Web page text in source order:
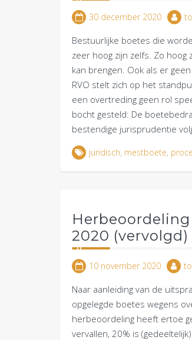
30 december 2020
Bestuurlijke boetes die
zeer hoog zijn zelfs. Zo
kan brengen. Ook als er
RVO stelt zich op het
een overtreding geen rol
bocht gesteld: De
bestendige jurisprudentie
juridisch, mestboete,
2020 (vervolgd)
10 november 2020
Naar aanleiding van de
opgelegde boetes wegens
herbeoordeling heeft ertoe
vervallen, 20% is